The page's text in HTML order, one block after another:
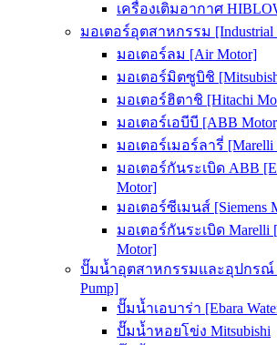
เครื่องเติมอากาศ
มอเตอร์อุตสาหกรรม [Industrial
มอเตอร์ลม [Air Motor]
มอเตอร์มิตซูบิชิ
มอเตอร์ฮิตาชิ [Hitachi
มอเตอร์เอบีบี [ABB
มอเตอร์เมอร์ลารี่ [Marelli
มอเตอร์กันระเบิด ABB
Motor]
มอเตอร์ซีเมนส์ [Siemens
มอเตอร์กันระเบิด Marelli
Motor]
ปั๊มน้ำอุตสาหกรรมและอุปกรณ์
Pump]
ปั๊มน้ำเอบาร่า [Ebara
ปั๊มน้ำหอยโข่ง Mitsubishi